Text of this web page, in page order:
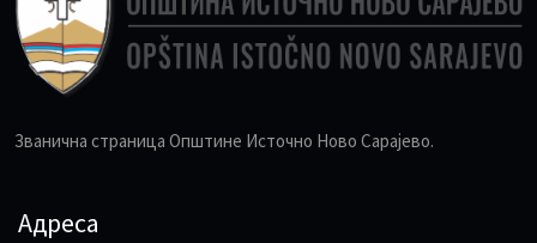
Званична страница Општине Источно Ново Сарајево.
Адреса